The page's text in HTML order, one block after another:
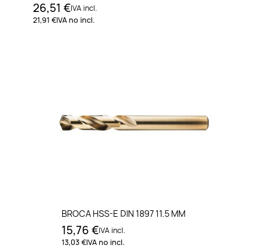
26,51 €IVA incl.
21,91 €IVA no incl.
BROCA HSS-E DIN 1897 11.5 MM
15,76 €IVA incl.
13,03 €IVA no incl.